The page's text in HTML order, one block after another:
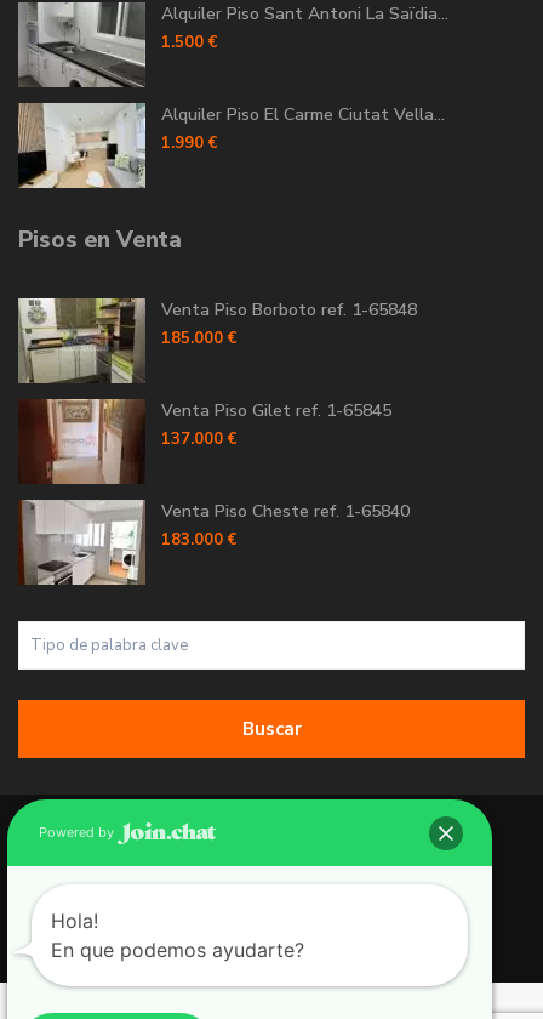
Alquiler Piso Sant Antoni La Saïdia...
1.500 €
Alquiler Piso El Carme Ciutat Vella...
1.990 €
Pisos en Venta
Venta Piso Borboto ref. 1-65848
185.000 €
Venta Piso Gilet ref. 1-65845
137.000 €
Venta Piso Cheste ref. 1-65840
183.000 €
Buscar
Copyright 2026 | Grupo 90 inmobiliarias. All Rights Reserved.
Política de Cookies
Política de Privacidad
Aviso Legal
Powered by
Hola!
En que podemos ayudarte?